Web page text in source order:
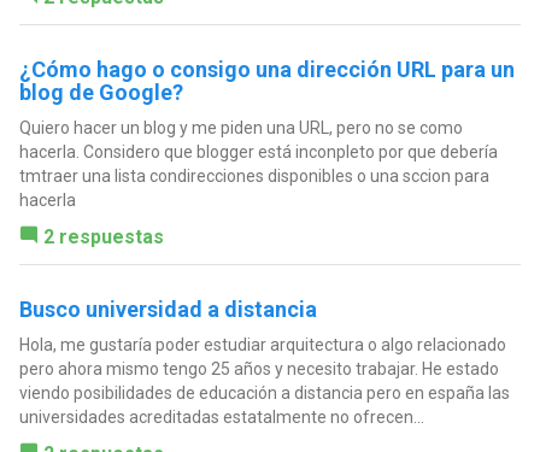
¿Cómo hago o consigo una dirección URL para un
blog de Google?
Quiero hacer un blog y me piden una URL, pero no se como
hacerla. Considero que blogger está inconpleto por que debería
tmtraer una lista condirecciones disponibles o una sccion para
hacerla
2 respuestas
Busco universidad a distancia
Hola, me gustaría poder estudiar arquitectura o algo relacionado
pero ahora mismo tengo 25 años y necesito trabajar. He estado
viendo posibilidades de educación a distancia pero en españa las
universidades acreditadas estatalmente no ofrecen...